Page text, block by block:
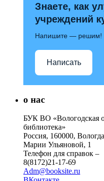
Знаете, как
учреждений
Напишите — решим!
Написать
о нас
БУК ВО «Вологодская
библиотека»
Россия, 160000,
Марии Ульяновой, 1
Телефон для справок –
8(8172)21-17-69
Adm@booksite.ru